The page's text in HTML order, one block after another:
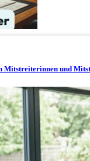
Mitstreiterinnen und